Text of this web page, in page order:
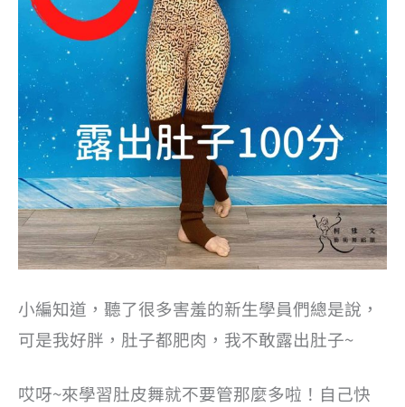
小編知道，聽了很多害羞的新生學員們總是說，
可是我好胖，肚子都肥肉，我不敢露出肚子~
哎呀~來學習肚皮舞就不要管那麼多啦！自己快